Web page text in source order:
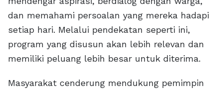
dan memahami persoalan yang mereka hadapi
setiap hari. Melalui pendekatan seperti ini,
program yang disusun akan lebih relevan dan
memiliki peluang lebih besar untuk diterima.
Masyarakat cenderung mendukung pemimpin